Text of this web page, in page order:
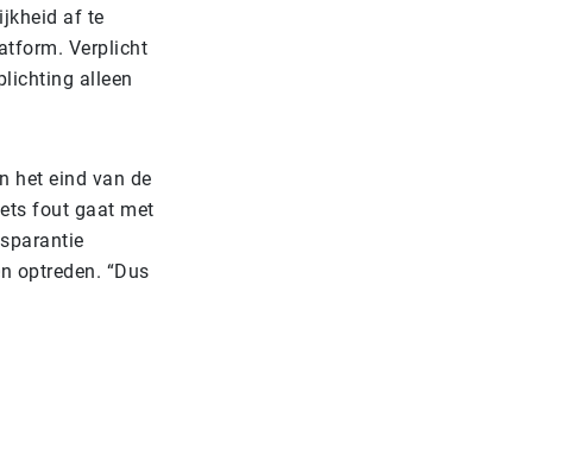
af te
Verplicht
alleen
het eind van de
fout gaat met
optreden. “Dus